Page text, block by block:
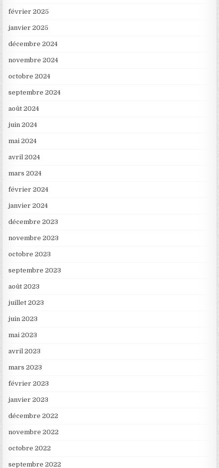
février 2025
janvier 2025
décembre 2024
novembre 2024
octobre 2024
septembre 2024
août 2024
juin 2024
mai 2024
avril 2024
mars 2024
février 2024
janvier 2024
décembre 2023
novembre 2023
octobre 2023
septembre 2023
août 2023
juillet 2023
juin 2023
mai 2023
avril 2023
mars 2023
février 2023
janvier 2023
décembre 2022
novembre 2022
octobre 2022
septembre 2022